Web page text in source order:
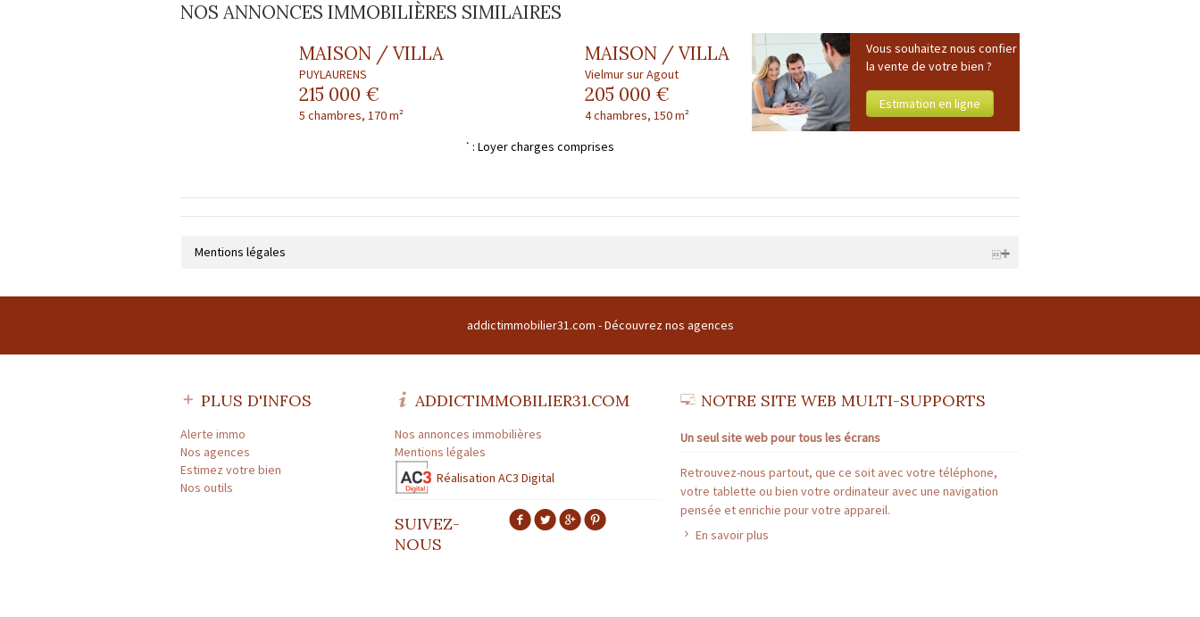
NOS ANNONCES IMMOBILIÈRES SIMILAIRES
MAISON / VILLA
PUYLAURENS
215 000 €
5 chambres, 170 m²
MAISON / VILLA
Vielmur sur Agout
205 000 €
4 chambres, 150 m²
* : Loyer charges comprises
Vous souhaitez nous confier
la vente de votre bien ?
Estimation en ligne
Mentions légales
CARTE PROFESSIONNELLE GESTION N° CPI31012016000010072
Préfecture de délivrance de la carte professionnelle : TOULOUSE | Capital : * | Caisse garantie financière : * | Montant garantie financière : *
* : information non renseignée
addictimmobilier31.com -Découvrez nos agences
PLUS D'INFOS
Alerte immo
Nos agences
Estimez votre bien
Nos outils
ADDICTIMMOBILIER31.COM
Nos annonces immobilières
Mentions légales
Réalisation AC3 Digital
SUIVEZ-
NOUS
NOTRE SITE WEB MULTI-SUPPORTS
Un seul site web pour tous les écrans
Retrouvez-nous partout, que ce soit avec votre téléphone,
votre tablette ou bien votre ordinateur avec une navigation
pensée et enrichie pour votre appareil.
En savoir plus